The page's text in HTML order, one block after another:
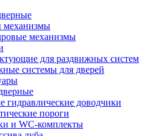
механизмы
механизмы
для раздвижных систем
системы для дверей
гидравлические доводчики
пороги
и WC-комплекты